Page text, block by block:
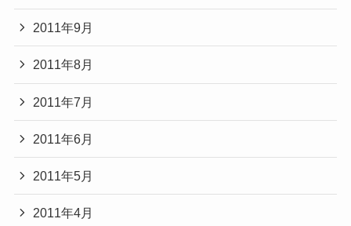
2011年9月
2011年8月
2011年7月
2011年6月
2011年5月
2011年4月